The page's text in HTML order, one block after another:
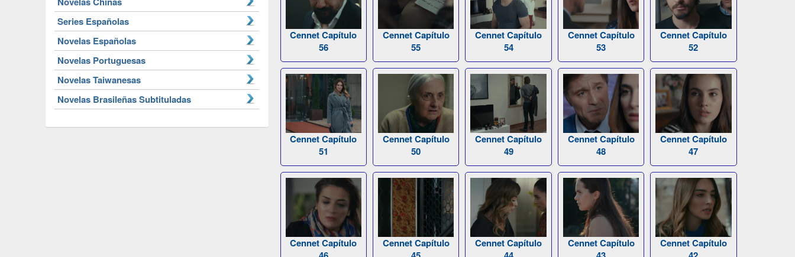
Series Españolas
Novelas Españolas
Novelas Portuguesas
Novelas Taiwanesas
Novelas Brasileñas Subtituladas
Cennet Capítulo
56
Cennet Capítulo
55
Cennet Capítulo
54
Cennet Capítulo
53
Cennet Capítulo
52
Cennet Capítulo
51
Cennet Capítulo
50
Cennet Capítulo
49
Cennet Capítulo
48
Cennet Capítulo
47
Cennet Capítulo
Cennet Capítulo
Cennet Capítulo
Cennet Capítulo
Cennet Capítulo